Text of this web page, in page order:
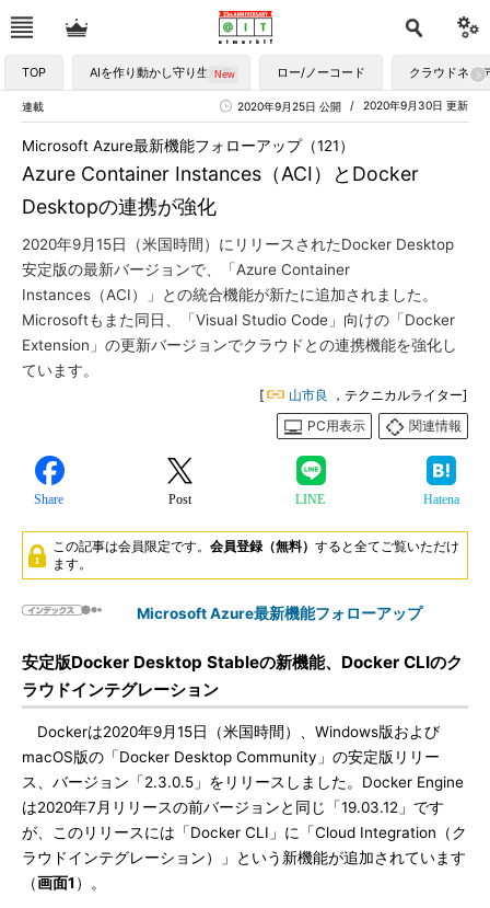
TOP AIを作り動かし守り生かす ロー/ノーコード クラウドネイ
連載 2020年9月30日 更新
2020年9月25日 公開
Azure Container Instances（ACI）とDocker
Desktopの連携が強化
Microsoft Azure最新機能フォローアップ（121）
2020年9月15日（米国時間）にリリースされたDocker Desktop
安定版の最新バージョンで、「Azure Container
Instances（ACI）」との統合機能が新たに追加されました。
Microsoftもまた同日、「Visual Studio Code」向けの「Docker
Extension」の更新バージョンでクラウドとの連携機能を強化し
ています。
[ 山市良
，テクニカルライター]
PC用表示
関連情報
Share Post LINE Hatena
この記事は会員限定です。 会員登録（無料） すると全てご覧いただけ
ます。
Microsoft Azure最新機能フォローアップ
安定版Docker Desktop Stableの新機能、Docker CLIのク
ラウドインテグレーション
Dockerは2020年9月15日（米国時間）、Windows版および
macOS版の「Docker Desktop Community」の安定版リリー
ス、バージョン「2.3.0.5」をリリースしました。Docker Engine
は2020年7月リリースの前バージョンと同じ「19.03.12」です
が、このリリースには「Docker CLI」に「Cloud Integration（ク
ラウドインテグレーション）」という新機能が追加されています
（画面1 ）。